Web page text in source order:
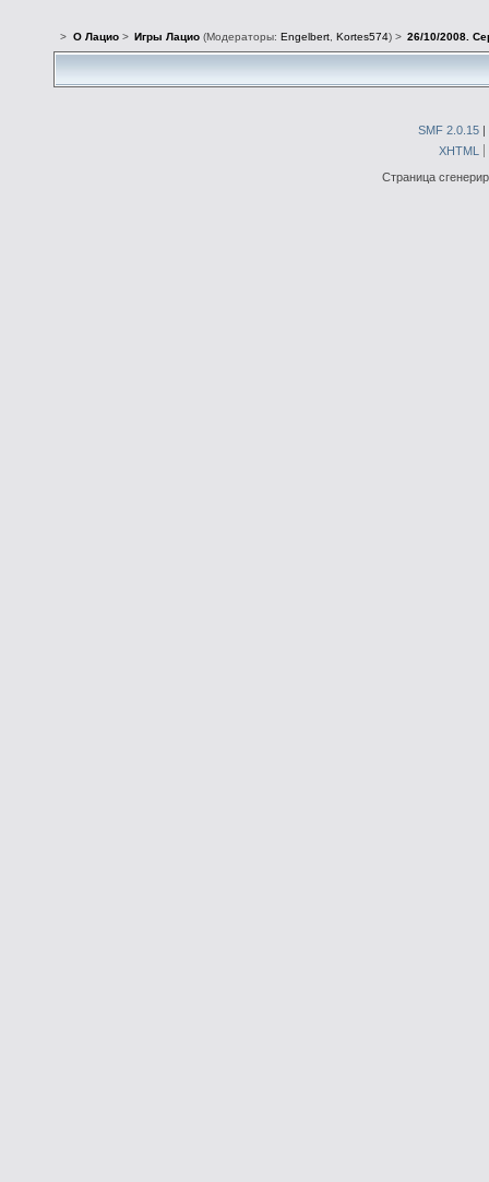
> О Лацио> Игры Лацио(Модераторы: Engelbert, Kortes574) > 26/10/2008.
SMF 2.0.15 |
XHTML
Страница